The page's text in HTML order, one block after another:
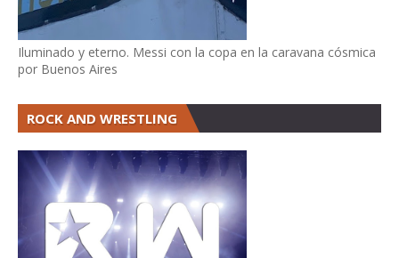
Iluminado y eterno. Messi con la copa en la caravana cósmica
por Buenos Aires
ROCK AND WRESTLING